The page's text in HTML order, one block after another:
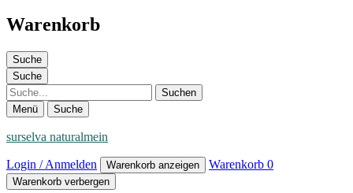
Warenkorb
Suche
Suche
Suche
Menü Suche
surselva naturalmein
Login / Anmelden Warenkorb anzeigen Warenkorb 0
Warenkorb verbergen